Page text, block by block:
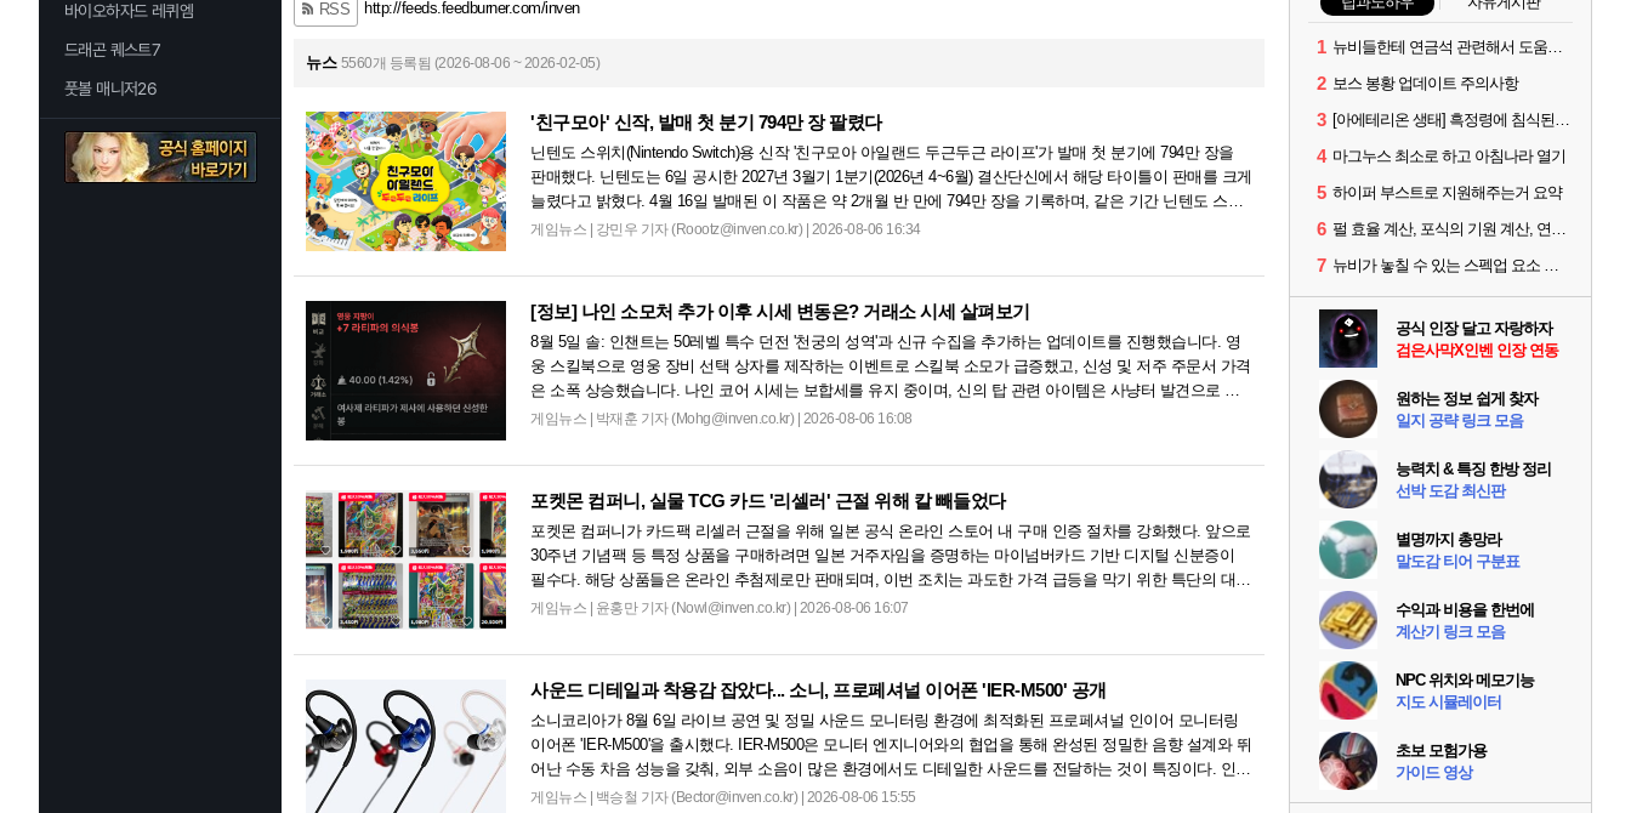
바이오하자드 레퀴엠
드래곤 퀘스트7
풋볼 매니저26
RSS http://feeds.feedburner.com/inven
뉴스 5560개 등록됨 (2026-08-06 ~ 2026-02-05)
'친구모아' 신작, 발매 첫 분기 794만 장 팔렸다
닌텐도 스위치(Nintendo Switch)용 신작 '친구모아 아일랜드 두근두근 라이프'가 발매 첫 분기에 794만 장을
판매했다. 닌텐도는 6일 공시한 2027년 3월기 1분기(2026년 4~6월) 결산단신에서 해당 타이틀이 판매를 크게
늘렸다고 밝혔다. 4월 16일 발매된 이 작품은 약 2개월 반 만에 794만 장을 기록하며, 같은 기간 닌텐도 스위
치...
게임뉴스 강민우 기자 (Roootz@inven.co.kr) | 2026-08-06 16:34
[정보]나인 소모처 추가 이후 시세 변동은? 거래소 시세 살펴보기
8월 5일 솔: 인챈트는 50레벨 특수 던전 '천궁의 성역'과 신규 수집을 추가하는 업데이트를 진행했습니다. 영
웅 스킬북으로 영웅 장비 선택 상자를 제작하는 이벤트로 스킬북 소모가 급증했고, 신성 및 저주 주문서 가격
은 소폭 상승했습니다. 나인 코어 시세는 보합세를 유지 중이며, 신의 탑 관련 아이템은 사냥터 발견으로 가
격이 안정화되었습니다. 상급 재료 수요는 늘었으나 일반 재료는 현상을 유지하고 있으며, 영웅 등급.....
게임뉴스 박재훈 기자 (Mohg@inven.co.kr) | 2026-08-06 16:08
포켓몬 컴퍼니, 실물 TCG 카드 '리셀러' 근절 위해 칼 빼들었다
포켓몬 컴퍼니가 카드팩 리셀러 근절을 위해 일본 공식 온라인 스토어 내 구매 인증 절차를 강화했다. 앞으로
30주년 기념팩 등 특정 상품을 구매하려면 일본 거주자임을 증명하는 마이넘버카드 기반 디지털 신분증이
필수다. 해당 상품들은 온라인 추첨제로만 판매되며, 이번 조치는 과도한 가격 급등을 막기 위한 특단의 대책
이다. 향후 포켓몬 컴퍼니의 이러한 정책이 시장 물량 안정화에 어떤 영향을 미칠지 업계의 이목이 쏠.....
게임뉴스 윤홍만 기자 (Nowl@inven.co.kr) | 2026-08-06 16:07
사운드 디테일과 착용감 잡았다... 소니, 프로페셔널 이어폰 'IER-M500' 공개
소니코리아가 8월 6일 라이브 공연 및 정밀 사운드 모니터링 환경에 최적화된 프로페셔널 인이어 모니터링
이어폰 'IER-M500'을 출시했다. IER-M500은 모니터 엔지니어와의 협업을 통해 완성된 정밀한 음향 설계와 뛰
어난 수동 차음 성능을 갖춰, 외부 소음이 많은 환경에서도 디테일한 사운드를 전달하는 것이 특징이다. 인체
공학적 디자인과 독자적인 피팅 서포터를 적용해 장시간 착용 시에도 안정적이고 편안한 환경을 제공한.....
게임뉴스 백승철 기자 (Bector@inven.co.kr) | 2026-08-06 15:55
1 뉴비들한테 연금석 관련해서 도움이 될까해서..(벨의심장 등)
2 보스 봉황 업데이트 주의사항
3 [아에테리온 생태] 흑정령에 침식된 검사/용병
4 마그누스 최소로 하고 아침나라 열기
5 하이퍼 부스트로 지원해주는거 요약
6 펄 효율 계산, 포식의 기원 계산, 연금석 계산 사이트 공유
7 뉴비가 놓칠 수 있는 스펙업 요소 몇가지
공식 인장 달고 자랑하자
검은사막X인벤 인장 연동
원하는 정보 쉽게 찾자
일지 공략 링크 모음
능력치 & 특징 한방 정리
선박 도감 최신판
별명까지 총망라
말도감 티어 구분표
수익과 비용을 한번에
계산기 링크 모음
NPC 위치와 메모기능
지도 시뮬레이터
초보 모험가용
가이드 영상